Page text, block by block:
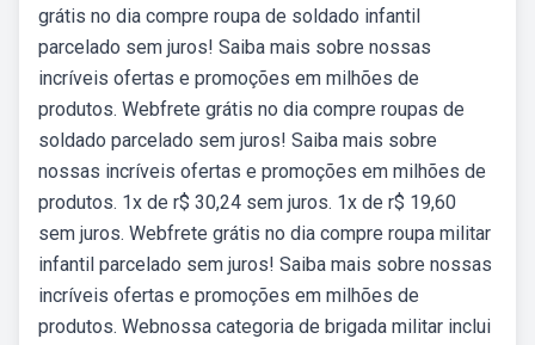
grátis no dia compre roupa de soldado infantil
parcelado sem juros! Saiba mais sobre nossas
incríveis ofertas e promoções em milhões de
produtos. Webfrete grátis no dia compre roupas de
soldado parcelado sem juros! Saiba mais sobre
nossas incríveis ofertas e promoções em milhões de
produtos. 1x de r$ 30,24 sem juros. 1x de r$ 19,60
sem juros. Webfrete grátis no dia compre roupa militar
infantil parcelado sem juros! Saiba mais sobre nossas
incríveis ofertas e promoções em milhões de
produtos. Webnossa categoria de brigada militar inclui